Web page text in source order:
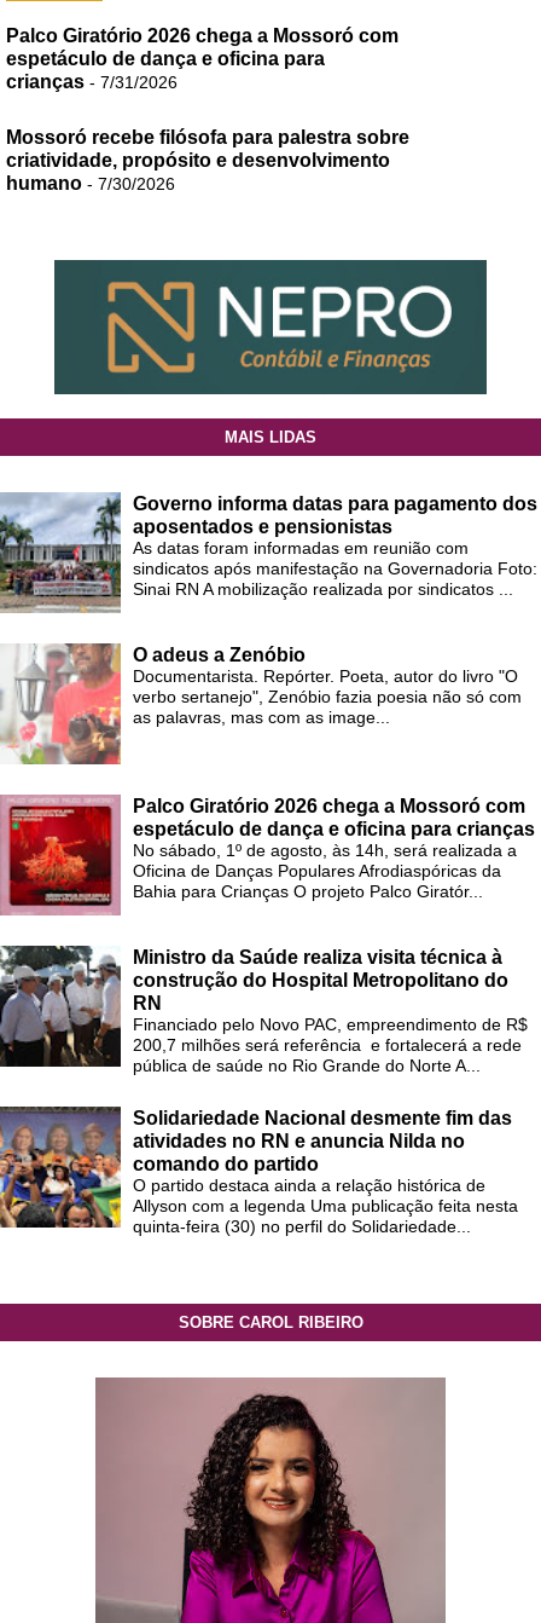
Palco Giratório 2026 chega a Mossoró com
espetáculo de dança e oficina para
crianças - 7/31/2026
Mossoró recebe filósofa para palestra sobre
criatividade, propósito e desenvolvimento
humano - 7/30/2026
MAIS LIDAS
Governo informa datas para pagamento dos
aposentados e pensionistas
As datas foram informadas em reunião com
sindicatos após manifestação na Governadoria Foto:
Sinai RN A mobilização realizada por sindicatos ...
O adeus a Zenóbio
Documentarista. Repórter. Poeta, autor do livro "O
verbo sertanejo", Zenóbio fazia poesia não só com
as palavras, mas com as image...
Palco Giratório 2026 chega a Mossoró com
espetáculo de dança e oficina para crianças
No sábado, 1º de agosto, às 14h, será realizada a
Oficina de Danças Populares Afrodiaspóricas da
Bahia para Crianças O projeto Palco Giratór...
Ministro da Saúde realiza visita técnica à
construção do Hospital Metropolitano do
RN
Financiado pelo Novo PAC, empreendimento de R$
200,7 milhões será referência e fortalecerá a rede
pública de saúde no Rio Grande do Norte A...
Solidariedade Nacional desmente fim das
atividades no RN e anuncia Nilda no
comando do partido
O partido destaca ainda a relação histórica de
Allyson com a legenda Uma publicação feita nesta
quinta-feira (30) no perfil do Solidariedade...
SOBRE CAROL RIBEIRO